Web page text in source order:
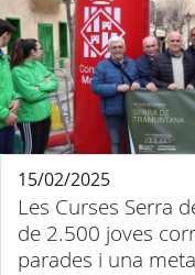
Les Curses Serra
de 2.500 joves
parades i una
15/02/2025